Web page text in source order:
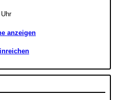
anzeigen